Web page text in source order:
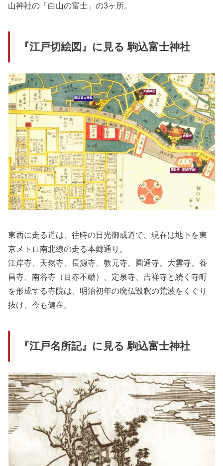
山神社の「白山の富士」の3ヶ所。
『江戸切絵図』に見る 駒込富士神社
東西に走る道は、往時の日光御成道で、現在は地下を東
京メトロ南北線の走る本郷通り。
江岸寺、天然寺、長源寺、教元寺、圓通寺、大雲寺、養
昌寺、南谷寺（目赤不動）、定泉寺、吉祥寺と続く寺町
を形成する寺院は、明治初年の廃仏毀釈の荒波をくぐり
抜け、今も健在。
『江戸名所記』に見る 駒込富士神社